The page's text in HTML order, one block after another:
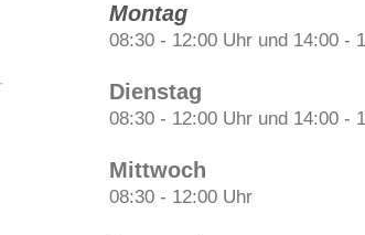
Montag
08:30 - 12:00 Uhr und 14:00 -
Dienstag
08:30 - 12:00 Uhr und 14:00 -
Mittwoch
08:30 - 12:00 Uhr